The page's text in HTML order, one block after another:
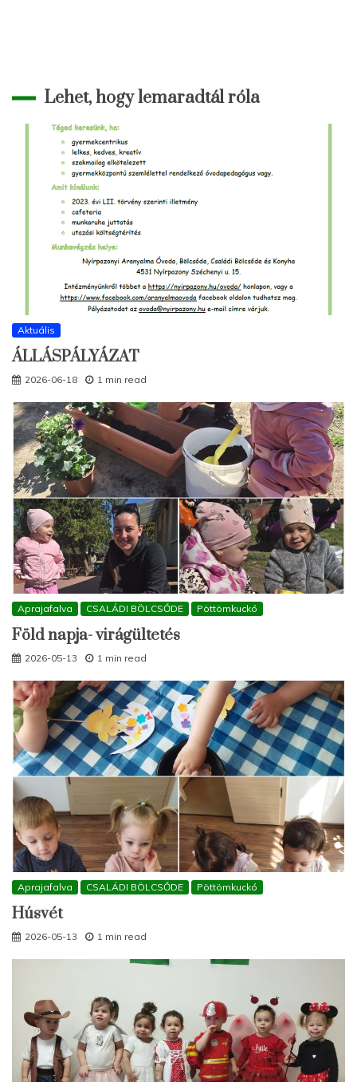
Lehet, hogy lemaradtál róla
Aktuális
ÁLLÁSPÁLYÁZAT
2026-06-18 1 min read
Aprajafalva CSALÁDI BÖLCSŐDE Pöttömkuckó
Föld napja- virágültetés
2026-05-13 1 min read
Aprajafalva CSALÁDI BÖLCSŐDE Pöttömkuckó
Húsvét
2026-05-13 1 min read